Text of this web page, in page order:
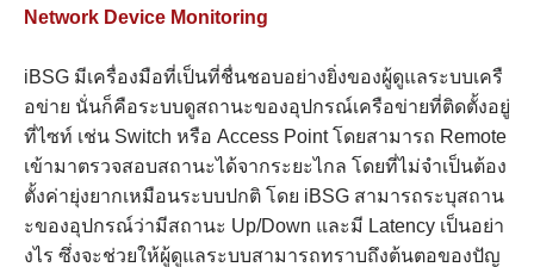
Network Device Monitoring
iBSG มีเครื่องมือที่เป็นที่ชื่นชอบอย่างยิ่งของผู้ดูแลระบบเครื
อข่าย นั่นก็คือระบบดูสถานะของอุปกรณ์เครือข่ายที่ติดตั้งอยู่
ที่ไซท์ เช่น Switch หรือ Access Point โดยสามารถ Remote
เข้ามาตรวจสอบสถานะได้จากระยะไกล โดยที่ไม่จำเป็นต้อง
ตั้งค่ายุ่งยากเหมือนระบบปกติ โดย iBSG สามารถระบุสถาน
ะของอุปกรณ์ว่ามีสถานะ Up/Down และมี Latency เป็นอย่า
งไร ซึ่งจะช่วยให้ผู้ดูแลระบบสามารถทราบถึงต้นตอของปัญ